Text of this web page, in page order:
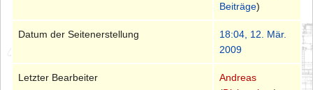
Beiträge)
Datum der Seitenerstellung
18:04, 12. Mär.
2009
Letzter Bearbeiter
Andreas